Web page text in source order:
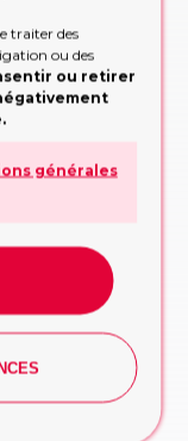
vous
la décision
vos
la
du
traiter des
ou des
ou retirer
générales